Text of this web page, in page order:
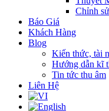
Chỉnh
Báo Giá
Khách Hàng
Blog
Kiến thức, tài
Hướng dẫn kĩ
Tin tức thu âm
Liên Hệ